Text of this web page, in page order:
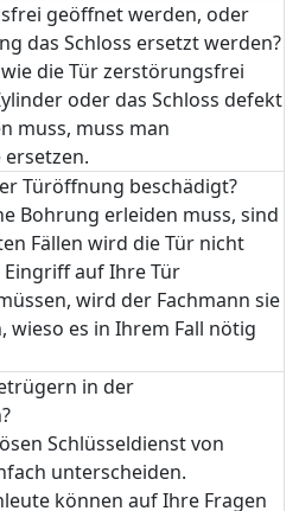
geöffnet werden, oder
das Schloss ersetzt werden?
die Tür zerstörungsfrei
oder das Schloss defekt
muss, muss man
Türöffnung beschädigt?
Bohrung erleiden muss, sind
Fällen wird die Tür nicht
auf Ihre Tür
wird der Fachmann sie
es in Ihrem Fall nötig
in der
Schlüsseldienst von
unterscheiden.
können auf Ihre Fragen